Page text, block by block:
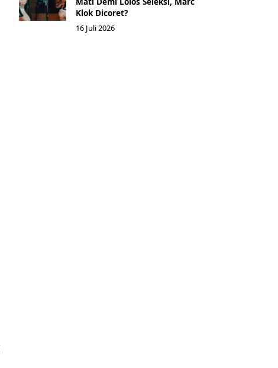
Klok Dicoret?
16 Juli 2026